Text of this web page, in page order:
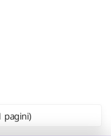
pagini)